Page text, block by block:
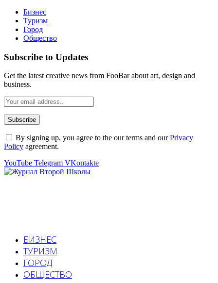
Бизнес
Туризм
Город
Общество
Subscribe to Updates
Get the latest creative news from FooBar about art, design and
business.
By signing up, you agree to the our terms and ourPrivacy
Policy agreement.
YouTube Telegram VKontakte
БИЗНЕС
ТУРИЗМ
ГОРОД
ОБЩЕСТВО